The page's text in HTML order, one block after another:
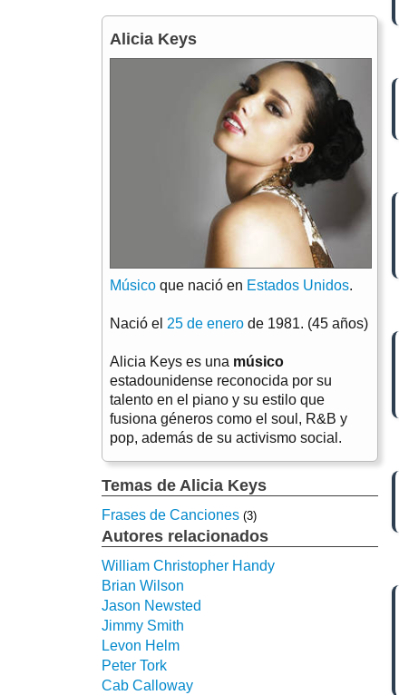
Alicia Keys
Músico que nació en Estados Unidos.
Nació el 25 de enero de 1981. (45 años)
Alicia Keys es una músico
estadounidense reconocida por su
talento en el piano y su estilo que
fusiona géneros como el soul, R&B y
pop, además de su activismo social.
Temas de Alicia Keys
Frases de Canciones (3)
Autores relacionados
William Christopher Handy
Brian Wilson
Jason Newsted
Jimmy Smith
Levon Helm
Peter Tork
Cab Calloway